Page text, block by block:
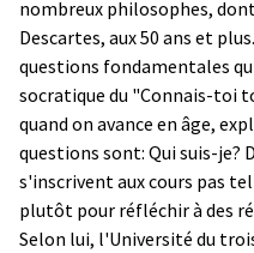
nombreux philosophes,
Descartes, aux 50 ans et
questions fondamentales
socratique du "Connais-toi
quand on avance en âge,
questions sont: Qui suis-je?
s'inscrivent aux cours pas
plutôt pour réfléchir à des
Selon lui, l'Université du